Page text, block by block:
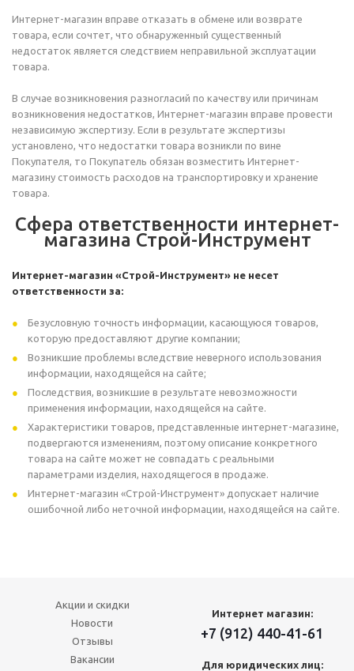
Интернет-магазин вправе отказать в обмене или возврате
товара, если сочтет, что обнаруженный существенный
недостаток является следствием неправильной эксплуатации
товара.
В случае возникновения разногласий по качеству или причинам
возникновения недостатков, Интернет-магазин вправе провести
независимую экспертизу. Если в результате экспертизы
установлено, что недостатки товара возникли по вине
Покупателя, то Покупатель обязан возместить Интернет-
магазину стоимость расходов на транспортировку и хранение
товара.
Сфера ответственности интернет-
магазина Строй-Инструмент
Интернет-магазин «Строй-Инструмент» не несет
ответственности за:
Безусловную точность информации, касающуюся товаров,
которую предоставляют другие компании;
Возникшие проблемы вследствие неверного использования
информации, находящейся на сайте;
Последствия, возникшие в результате невозможности
применения информации, находящейся на сайте.
Характеристики товаров, представленные интернет-магазине,
подвергаются изменениям, поэтому описание конкретного
товара на сайте может не совпадать с реальными
параметрами изделия, находящегося в продаже.
Интернет-магазин «Строй-Инструмент» допускает наличие
ошибочной либо неточной информации, находящейся на сайте.
Акции и скидки
Новости
Отзывы
Вакансии
Интернет магазин:
+7 (912) 440-41-61
Для юридических лиц: